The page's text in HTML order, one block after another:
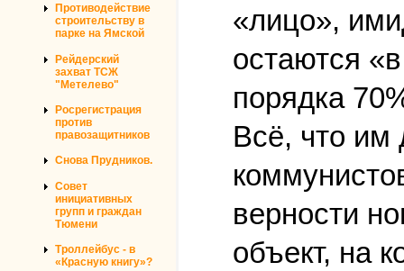
Противодействие
строительству в
парке на Ямской
Рейдерский
захват ТСЖ
"Метелево"
Росрегистрация
против
правозащитников
Снова Прудников.
Совет
инициативных
групп и граждан
Тюмени
Троллейбус - в
«Красную книгу»?
«лицо»,
остаются
порядка
Всё, что им
верности
объект, на